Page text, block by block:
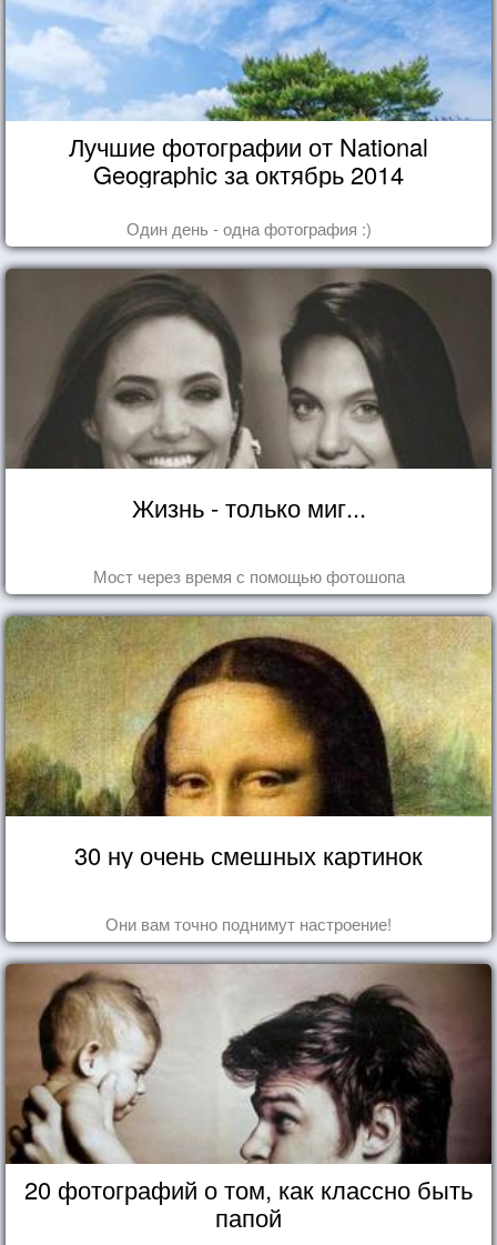
Лучшие фотографии от National
Geographic за октябрь 2014
Один день - одна фотография :)
Жизнь - только миг...
Мост через время с помощью фотошопа
30 ну очень смешных картинок
Они вам точно поднимут настроение!
20 фотографий о том, как классно быть
папой